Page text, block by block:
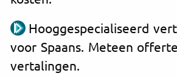
Hooggespecialiseerd
voor Spaans. Meteen
vertalingen.